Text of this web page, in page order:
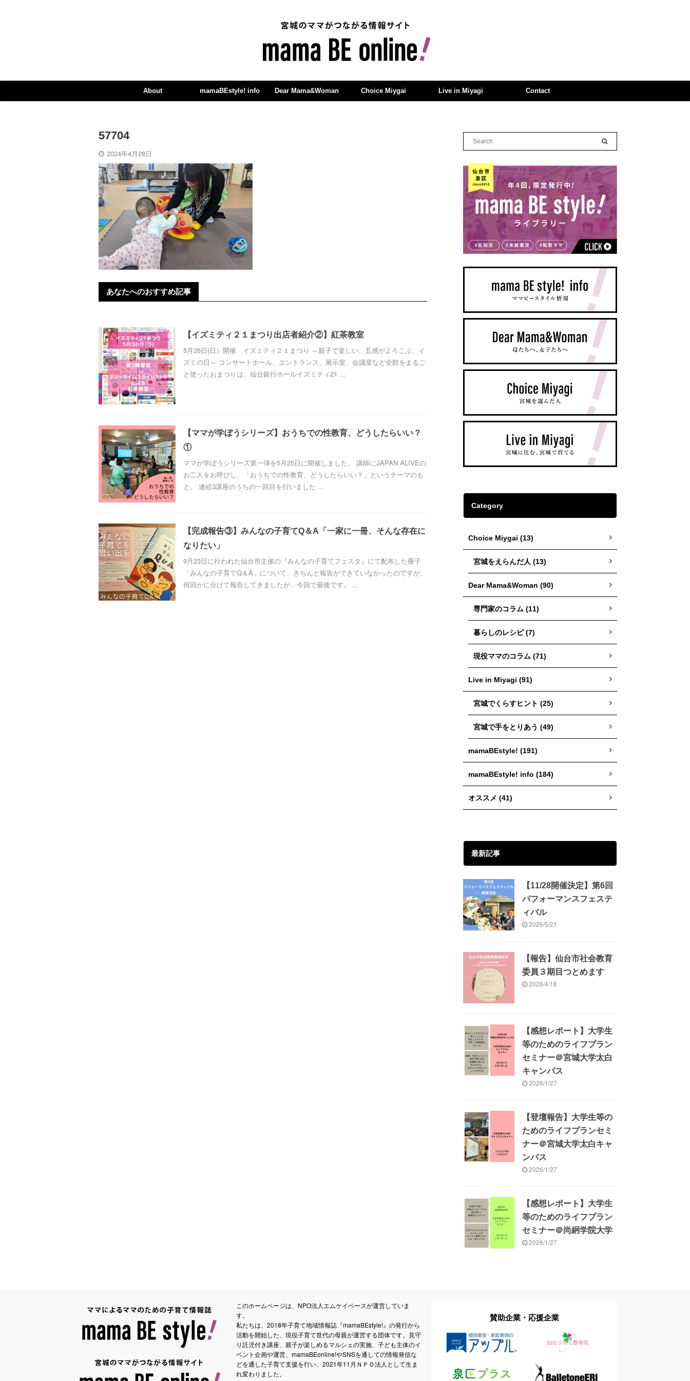
About mamaBEstyle! info Dear Mama&Woman Choice Miygai Live in Miyagi Contact
57704
2024年4月28日
あなたへのおすすめ記事
【イズミティ２１まつり出店者紹介②】紅茶教室
5月26日(日）開催 イズミティ２１まつり ～親子で楽しい、五感がよろこぶ、イ
ズミの日～ コンサートホール、エントランス、展示室、会議室など全館をまるご
と使ったおまつりは、仙台銀行ホールイズミティ21 ...
【ママが学ぼうシリーズ】おうちでの性教育、どうしたらいい？
①
ママが学ぼうシリーズ第一弾を5月25日に開催しました。 講師にJAPAN ALIVEの
お二人をお呼びし、「おうちでの性教育、どうしたらいい？」というテーマのも
と、 連続3講座のうちの一回目を行いました ...
【完成報告③】みんなの子育てQ＆A「一家に一冊、そんな存在に
なりたい」
9月23日に行われた仙台市主催の『みんなの子育てフェスタ』にて配布した冊子
「みんなの子育てQ＆A」について、きちんと報告ができていなかったのですが、
何回かに分けて報告してきましたが、今回で最後です。 ...
Category
Choice Miygai (13)
宮城をえらんだ人 (13)
Dear Mama&Woman (90)
専門家のコラム (11)
暮らしのレシピ (7)
現役ママのコラム (71)
Live in Miyagi (91)
宮城でくらすヒント (25)
宮城で手をとりあう (49)
mamaBEstyle! (191)
mamaBEstyle! info (184)
オススメ (41)
最新記事
【11/28開催決定】第6回
パフォーマンスフェステ
ィバル
2026/5/21
【報告】仙台市社会教育
委員３期目つとめます
2026/4/18
【感想レポート】大学生
等のためのライフプラン
セミナー＠宮城大学太白
キャンパス
2026/1/27
【登壇報告】大学生等の
ためのライフプランセミ
ナー＠宮城大学太白キャ
ンパス
2026/1/27
【感想レポート】大学生
等のためのライフプラン
セミナー＠尚絅学院大学
2026/1/27
このホームページは、NPO法人エムケイベースが運営していま
す。
私たちは、2018年子育て地域情報誌『mamaBEstyle!』の発行から
活動を開始した、現役子育て世代の母親が運営する団体です。見守
り託児付き講座、親子が楽しめるマルシェの実施、子ども主体のイ
ベント企画や運営、mamaBEonline!やSNSを通しての情報発信な
どを通した子育て支援を行い、2021年11月ＮＰＯ法人として生ま
れ変わりました。
賛助企業・応援企業